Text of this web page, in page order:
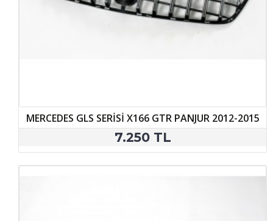
MERCEDES GLS SERİSİ X166 GTR PANJUR 2012-2015
7.250 TL